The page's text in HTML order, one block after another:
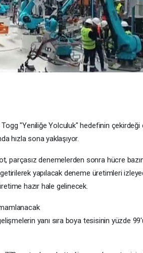
"Yeniliğe Yolculuk" hedefinin çekirdeği
hızla sona yaklaşıyor.
parçasız denemelerden sonra hücre
yapılacak deneme üretimleri
hazır hale gelinecek.
yanı sıra boya tesisinin yüzde